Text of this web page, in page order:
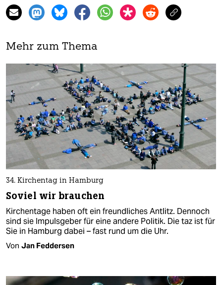
Mehr zum Thema
34. Kirchentag in Hamburg
Soviel wir brauchen
Kirchentage haben oft ein freundliches Antlitz. Dennoch
sind sie Impulsgeber für eine andere Politik. Die taz ist für
Sie in Hamburg dabei – fast rund um die Uhr.
Von Jan Feddersen